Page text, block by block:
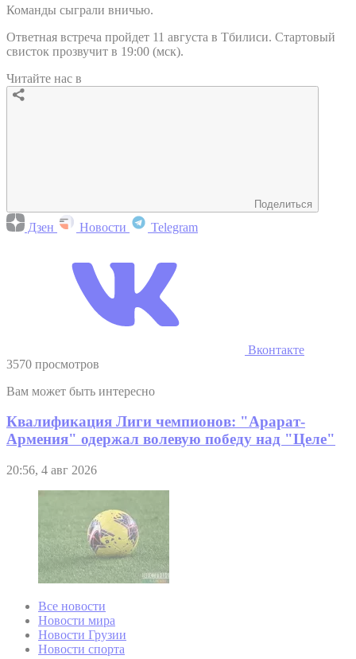
Команды сыграли вничью.
Ответная встреча пройдет 11 августа в Тбилиси. Стартовый
свисток прозвучит в 19:00 (мск).
Читайте нас в
Поделиться
Дзен Новости Telegram
Вконтакте
3570 просмотров
Вам может быть интересно
Квалификация Лиги чемпионов: "Арарат-
Армения" одержал волевую победу над "Целе"
20:56, 4 авг 2026
Все новости
Новости мира
Новости Грузии
Новости спорта